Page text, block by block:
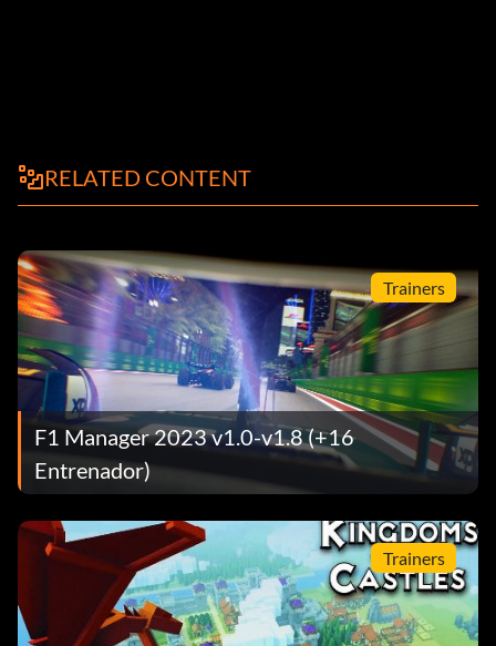
RELATED CONTENT
Trainers
F1 Manager 2023 v1.0-v1.8 (+16
Entrenador)
Trainers